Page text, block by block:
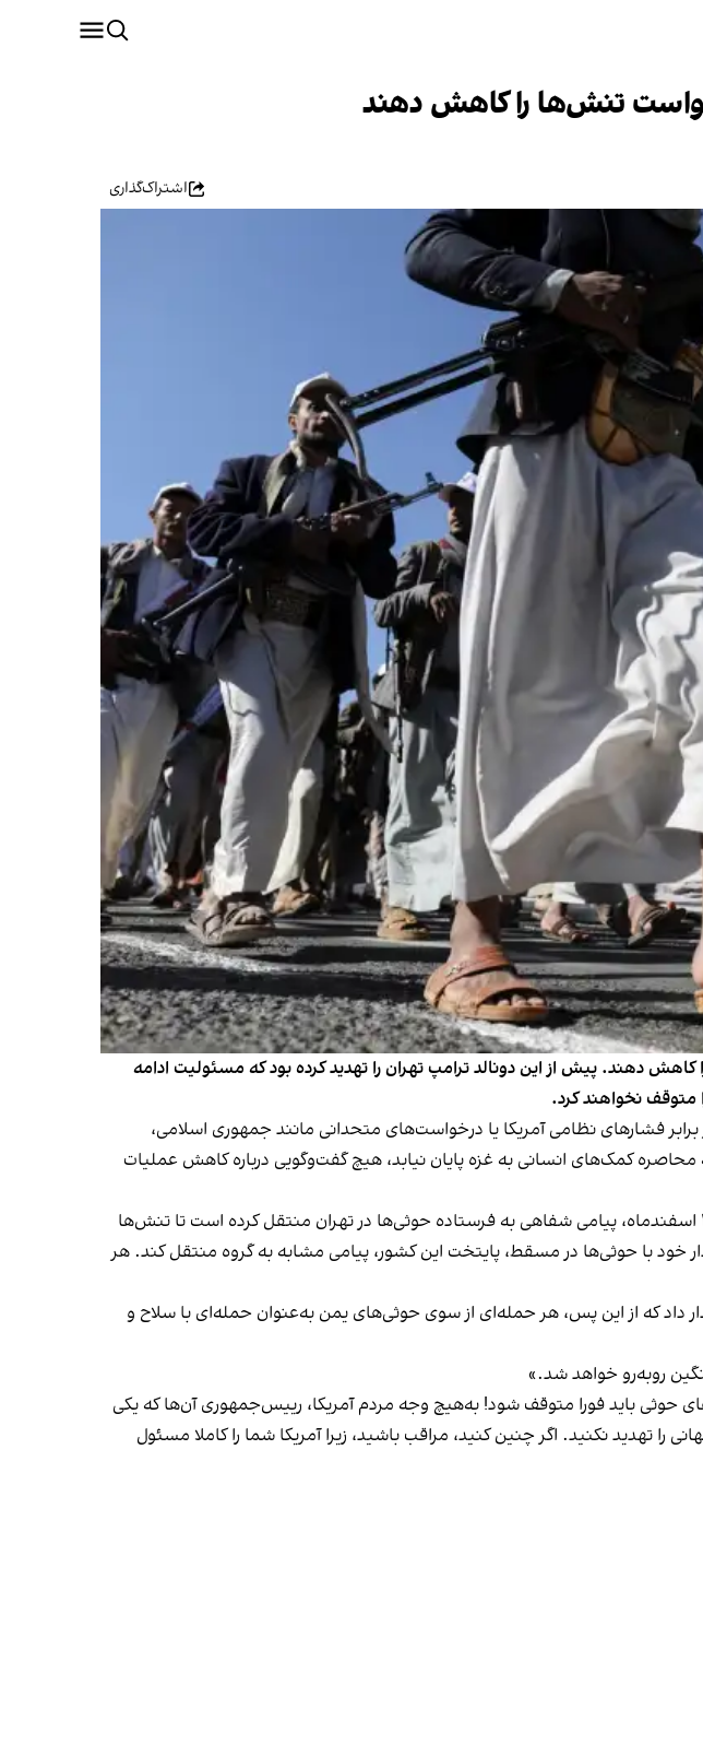
تنش‌ها را کاهش دهند
اشتراک‌گذاری
دهند. پیش از این دونالد ترامپ تهران را تهدید کرده بود که مسئولیت ادامه
نخواهند کرد.
فشارهای نظامی آمریکا یا درخواست‌های متحدانی مانند جمهوری اسلامی،
کمک‌های انسانی به غزه پایان نیابد، هیچ گفت‌وگویی درباره کاهش عملیات
همچنین این خبرگزاری خبر داده است دو مقام ارشد جمهوری اسلامی گفتند که ایران جمعه، ۲۴ اسفندماه، پیامی شفاهی به فرستاده حوثی‌ها در تهران منتقل کرده است تا تنش‌ها
خود با حوثی‌ها در مسقط، پایتخت این کشور، پیامی مشابه به گروه منتقل کند. هر
داد که از این پس، هر حمله‌ای از سوی حوثی‌های یمن به‌عنوان حمله‌ای با سلاح و
روبه‌رو خواهد شد.»
حوثی باید فورا متوقف شود! به‌هیچ وجه مردم آمریکا، رییس‌جمهوری آن‌ها که یکی
را تهدید نکنید. اگر چنین کنید، مراقب باشید، زیرا آمریکا شما را کاملا مسئول